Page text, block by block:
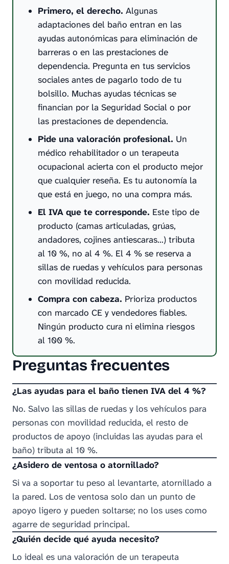
Primero, el derecho. Algunas
adaptaciones del baño entran en las
ayudas autonómicas para eliminación de
barreras o en las prestaciones de
dependencia. Pregunta en tus servicios
sociales antes de pagarlo todo de tu
bolsillo. Muchas ayudas técnicas se
financian por la Seguridad Social o por
las prestaciones de dependencia.
Pide una valoración profesional. Un
médico rehabilitador o un terapeuta
ocupacional acierta con el producto mejor
que cualquier reseña. Es tu autonomía la
que está en juego, no una compra más.
El IVA que te corresponde. Este tipo de
producto (camas articuladas, grúas,
andadores, cojines antiescaras…) tributa
al 10 %, no al 4 %. El 4 % se reserva a
sillas de ruedas y vehículos para personas
con movilidad reducida.
Compra con cabeza. Prioriza productos
con marcado CE y vendedores fiables.
Ningún producto cura ni elimina riesgos
al 100 %.
Preguntas frecuentes
¿Las ayudas para el baño tienen IVA del 4 %?
No. Salvo las sillas de ruedas y los vehículos para
personas con movilidad reducida, el resto de
productos de apoyo (incluidas las ayudas para el
baño) tributa al 10 %.
¿Asidero de ventosa o atornillado?
Si va a soportar tu peso al levantarte, atornillado a
la pared. Los de ventosa solo dan un punto de
apoyo ligero y pueden soltarse; no los uses como
agarre de seguridad principal.
¿Quién decide qué ayuda necesito?
Lo ideal es una valoración de un terapeuta